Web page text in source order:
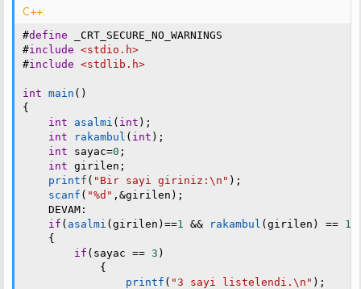
nC++:
#define _CRT_SECURE_NO_WARNINGS
#include <stdio.h>
#include <stdlib.h>
int main ( )
{
int
asalmi ( int ) ;
int
rakambul ( int ) ;
int sayac=0 ;
int girilen ;
printf ( "Bir sayi giriniz:\n" ) ;
scanf ( "%d" , &girilen ) ;
    DEVAM
:
if ( asalmi ( girilen ) ==1 && rakambul ( girilen ) == 1
{
if ( sayac == 3 )
{
printf ( "3 sayi listelendi.\n" ) ;